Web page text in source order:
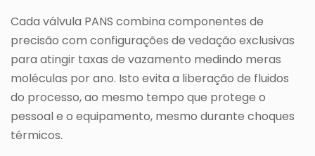
Cada válvula PANS combina componentes de
precisão com configurações de vedação exclusivas
para atingir taxas de vazamento medindo meras
moléculas por ano. Isto evita a liberação de fluidos
do processo, ao mesmo tempo que protege o
pessoal e o equipamento, mesmo durante choques
térmicos.